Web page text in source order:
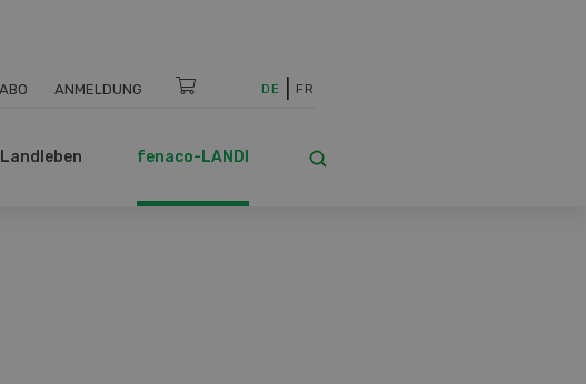
ABO ANMELDUNG DE FR
Landleben fenaco-LANDI